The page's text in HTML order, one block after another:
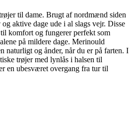
til dame. Brugt af nordmænd siden
aktive dage ude i al slags vejr. Disse
komfort og fungerer perfekt som
på mildere dage. Merinould
naturligt og ånder, når du er på farten. I
trøjer med lynlås i halsen til
en ubesværet overgang fra tur til